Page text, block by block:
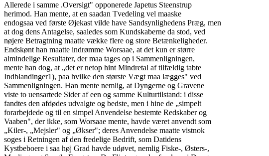
Allerede i samme .Oversigt" opponerede Japetus Steenstrup
herimod. Han mente, at en saadan Tvedeling vel maaske
endogsaa ved første Øjekast vilde have Sandsynlighedens Præg, men
at dog dens Antagelse, saaledes som Kundskaberne da stod, ved
nøjere Betragtning maatte vække flere og store Betænkeligheder.
Endskønt han maatte indrømme Worsaae, at det kun er større
almindelige Resultater, der maa tages op i Sammenligningen,
mente han dog, at „det er netop hint Mindretal af tilfældig tabte
Indblandinger1), paa hvilke den største Vægt maa lægges" ved
Sammenligningen. Han mente nemlig, at Dyngerne og Gravene
viste to uensartede Sider af een og samme Kulturtilstand: i disse
fandtes den afdødes udvalgte og bedste, men i hine de „simpelt
forarbejdede og til en simpel Anvendelse bestemte Redskaber og
Vaaben", der ikke, som Worsaae mente, havde været anvendt som
„Kiler-, „Mejsler" og „Økser"; deres Anvendelse maatte vistnok
soges i Retningen af den fredelige Bedrift, som Datidens
Kystbeboere i saa høj Grad havde udøvet, nemlig Fiske-, Østers-,